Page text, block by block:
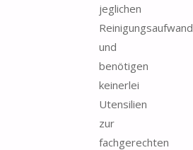
jeglichen
Reinigungsaufwand
und
benötigen
keinerlei
Utensilien
zur
fachgerechten